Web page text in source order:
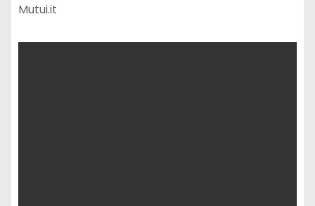
Mutui.it